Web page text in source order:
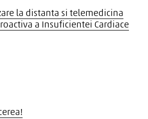
la distanta si telemedicina
a Insuficientei Cardiace